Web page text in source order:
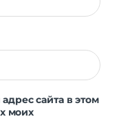
сайта в этом
моих